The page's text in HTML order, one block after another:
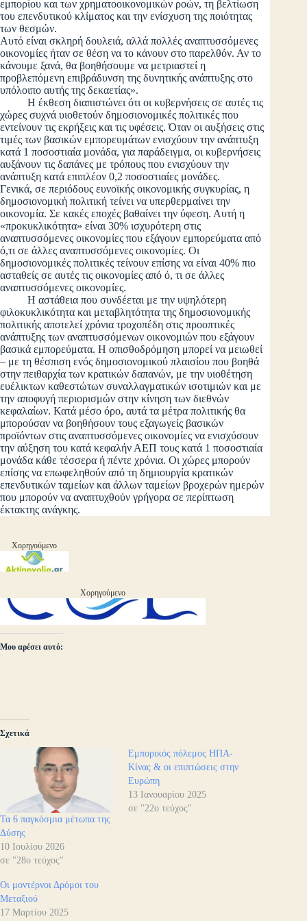
εμπορίου και των χρηματοοικονομικών ροών, τη βελτίωση
του επενδυτικού κλίματος και την ενίσχυση της ποιότητας
των θεσμών.
Αυτό είναι σκληρή δουλειά, αλλά πολλές αναπτυσσόμενες
οικονομίες ήταν σε θέση να το κάνουν στο παρελθόν. Αν το
κάνουμε ξανά, θα βοηθήσουμε να μετριαστεί η
προβλεπόμενη επιβράδυνση της δυνητικής ανάπτυξης στο
υπόλοιπο αυτής της δεκαετίας».
Η έκθεση διαπιστώνει ότι οι κυβερνήσεις σε αυτές τις
χώρες συχνά υιοθετούν δημοσιονομικές πολιτικές που
εντείνουν τις εκρήξεις και τις υφέσεις. Όταν οι αυξήσεις στις
τιμές των βασικών εμπορευμάτων ενισχύουν την ανάπτυξη
κατά 1 ποσοστιαία μονάδα, για παράδειγμα, οι κυβερνήσεις
αυξάνουν τις δαπάνες με τρόπους που ενισχύουν την
ανάπτυξη κατά επιπλέον 0,2 ποσοστιαίες μονάδες.
Γενικά, σε περιόδους ευνοϊκής οικονομικής συγκυρίας, η
δημοσιονομική πολιτική τείνει να υπερθερμαίνει την
οικονομία. Σε κακές εποχές βαθαίνει την ύφεση. Αυτή η
«προκυκλικότητα» είναι 30% ισχυρότερη στις
αναπτυσσόμενες οικονομίες που εξάγουν εμπορεύματα από
ό,τι σε άλλες αναπτυσσόμενες οικονομίες. Οι
δημοσιονομικές πολιτικές τείνουν επίσης να είναι 40% πιο
ασταθείς σε αυτές τις οικονομίες από ό, τι σε άλλες
αναπτυσσόμενες οικονομίες.
Η αστάθεια που συνδέεται με την υψηλότερη
φιλοκυκλικότητα και μεταβλητότητα της δημοσιονομικής
πολιτικής αποτελεί χρόνια τροχοπέδη στις προοπτικές
ανάπτυξης των αναπτυσσόμενων οικονομιών που εξάγουν
βασικά εμπορεύματα. Η οπισθοδρόμηση μπορεί να μειωθεί
– με τη θέσπιση ενός δημοσιονομικού πλαισίου που βοηθά
στην πειθαρχία των κρατικών δαπανών, με την υιοθέτηση
ευέλικτων καθεστώτων συναλλαγματικών ισοτιμιών και με
την αποφυγή περιορισμών στην κίνηση των διεθνών
κεφαλαίων. Κατά μέσο όρο, αυτά τα μέτρα πολιτικής θα
μπορούσαν να βοηθήσουν τους εξαγωγείς βασικών
προϊόντων στις αναπτυσσόμενες οικονομίες να ενισχύσουν
την αύξηση του κατά κεφαλήν ΑΕΠ τους κατά 1 ποσοστιαία
μονάδα κάθε τέσσερα ή πέντε χρόνια. Οι χώρες μπορούν
επίσης να επωφεληθούν από τη δημιουργία κρατικών
επενδυτικών ταμείων και άλλων ταμείων βροχερών ημερών
που μπορούν να αναπτυχθούν γρήγορα σε περίπτωση
έκτακτης ανάγκης.
Χορηγούμενο
Χορηγούμενο
Μου αρέσει αυτό:
Σχετικά
Τα 6 παγκόσμια μέτωπα της
Δύσης
10 Ιουλίου 2026
σε "28ο τεύχος"
Εμπορικός πόλεμος ΗΠΑ-
Κίνας & οι επιπτώσεις στην
Ευρώπη
13 Ιανουαρίου 2025
σε "22ο τεύχος"
Οι μοντέρνοι Δρόμοι του
Μεταξιού
17 Μαρτίου 2025